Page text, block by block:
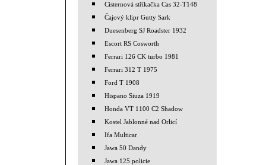
Cisternová stříkačka Cas 32-T148
Čajový klipr Gutty Sark
Duesenberg SJ Roadster 1932
Escort RS Cosworth
Ferrari 126 CK turbo 1981
Ferrari 312 T 1975
Ford T 1908
Hispano Siuza 1919
Honda VT 1100 C2 Shadow
Kostel Jablonné nad Orlicí
Ifa Multicar
Jawa 50 Dandy
Jawa 125 policie